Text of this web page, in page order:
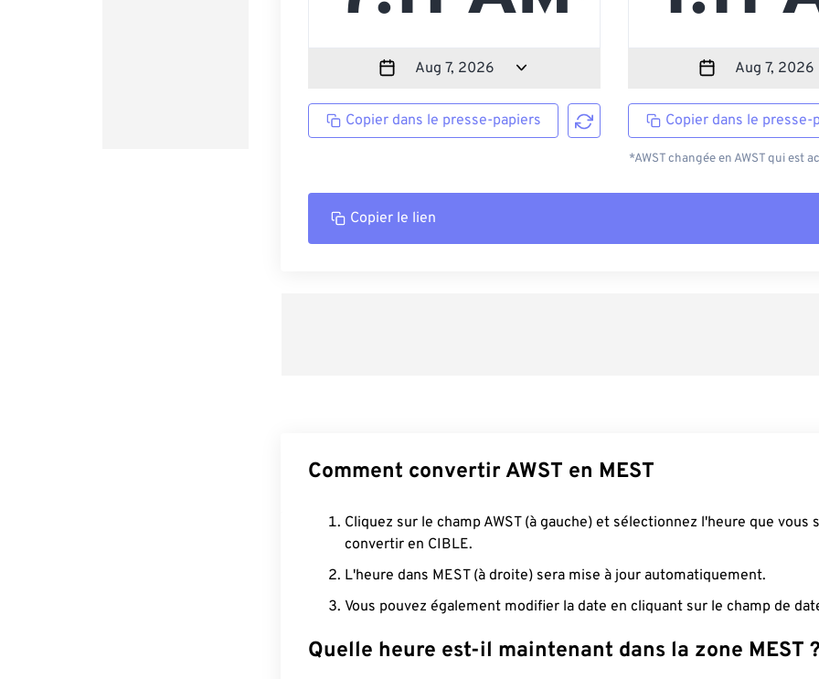
Copier dans le presse-papiers Copier dans le presse-
*AWST changée en AWST qui est
Copier le lien
Comment convertir AWST en MEST
Cliquez sur le champ AWST (à gauche) et sélectionnez l'heure que vous
convertir en CIBLE.
L'heure dans MEST (à droite) sera mise à jour automatiquement.
Vous pouvez également modifier la date en cliquant sur le champ de
Quelle heure est-il maintenant dans la zone MEST ?